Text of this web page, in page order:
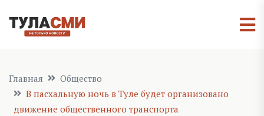
Главная
Общество
В пасхальную ночь в Туле будет организовано
движение общественного транспорта